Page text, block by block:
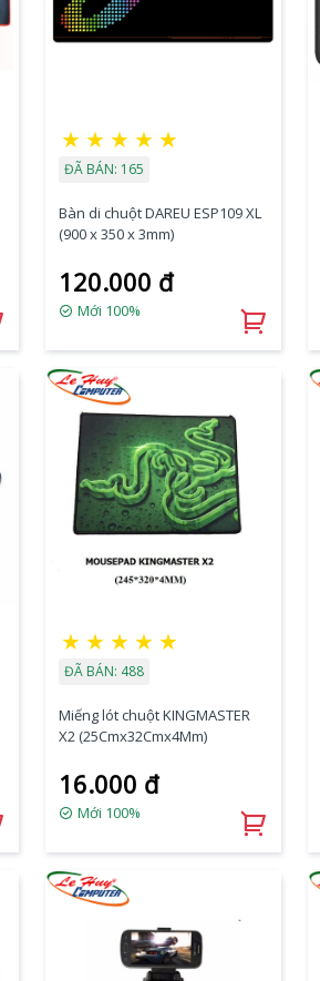
★ ★ ★ ★ ★
ĐÃ BÁN: 165
Bàn di chuột DAREU ESP109 XL
(900 x 350 x 3mm)
120.000 đ
Mới 100%
★ ★ ★ ★ ★
ĐÃ BÁN: 488
Miếng lót chuột KINGMASTER
X2 (25Cmx32Cmx4Mm)
16.000 đ
Mới 100%